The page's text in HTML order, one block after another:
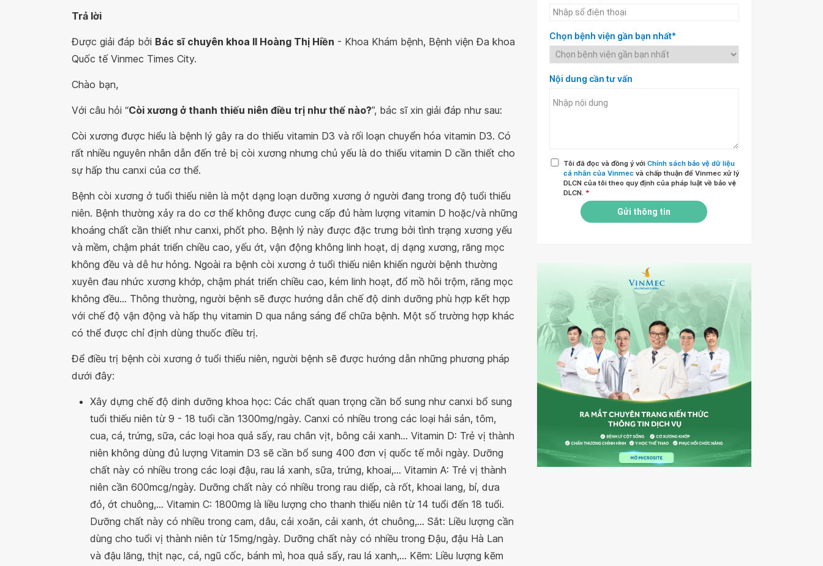
Trả lời
Được giải đáp bởi Bác sĩ chuyên khoa II Hoàng Thị Hiền - Khoa Khám bệnh, Bệnh viện Đa khoa
Quốc tế Vinmec Times City.
Chào bạn,
Với câu hỏi “Còi xương ở thanh thiếu niên điều trị như thế nào?”, bác sĩ xin giải đáp như sau:
Còi xương được hiểu là bệnh lý gây ra do thiếu vitamin D3 và rối loạn chuyển hóa vitamin D3. Có
rất nhiều nguyên nhân dẫn đến trẻ bị còi xương nhưng chủ yếu là do thiếu vitamin D cần thiết cho
sự hấp thu canxi của cơ thể.
Bệnh còi xương ở tuổi thiếu niên là một dạng loạn dưỡng xương ở người đang trong độ tuổi thiếu
niên. Bệnh thường xảy ra do cơ thể không được cung cấp đủ hàm lượng vitamin D hoặc/và những
khoáng chất cần thiết như canxi, phốt pho. Bệnh lý này được đặc trưng bởi tình trạng xương yếu
và mềm, chậm phát triển chiều cao, yếu ớt, vận động không linh hoạt, dị dạng xương, răng mọc
không đều và dễ hư hỏng. Ngoài ra bệnh còi xương ở tuổi thiếu niên khiến người bệnh thường
xuyên đau nhức xương khớp, chậm phát triển chiều cao, kém linh hoạt, đổ mồ hôi trộm, răng mọc
không đều... Thông thường, người bệnh sẽ được hướng dẫn chế độ dinh dưỡng phù hợp kết hợp
với chế độ vận động và hấp thụ vitamin D qua nắng sáng để chữa bệnh. Một số trường hợp khác
có thể được chỉ định dùng thuốc điều trị.
Để điều trị bệnh còi xương ở tuổi thiếu niên, người bệnh sẽ được hướng dẫn những phương pháp
dưới đây:
Xây dựng chế độ dinh dưỡng khoa học: Các chất quan trọng cần bổ sung như canxi bổ sung
tuổi thiếu niên từ 9 - 18 tuổi cần 1300mg/ngày. Canxi có nhiều trong các loại hải sản, tôm,
cua, cá, trứng, sữa, các loại hoa quả sấy, rau chân vịt, bông cải xanh... Vitamin D: Trẻ vị thành
niên không dùng đủ lượng Vitamin D3 sẽ cần bổ sung 400 đơn vị quốc tế mỗi ngày. Dưỡng
chất này có nhiều trong các loại đậu, rau lá xanh, sữa, trứng, khoai,... Vitamin A: Trẻ vị thành
niên cần 600mcg/ngày. Dưỡng chất này có nhiều trong rau diếp, cà rốt, khoai lang, bí, dưa
đỏ, ớt chuông,... Vitamin C: 1800mg là liều lượng cho thanh thiếu niên từ 14 tuổi đến 18 tuổi.
Dưỡng chất này có nhiều trong cam, dâu, cải xoăn, cải xanh, ớt chuông,... Sắt: Liều lượng cần
dùng cho tuổi vị thành niên từ 15mg/ngày. Dưỡng chất này có nhiều trong Đậu, đậu Hà Lan
và đậu lăng, thịt nạc, cá, ngũ cốc, bánh mì, hoa quả sấy, rau lá xanh,... Kẽm: Liều lượng kẽm
Chọn bệnh viện gần bạn nhất*
Nội dung cần tư vấn
Tôi đã đọc và đồng ý với Chính sách bảo vệ dữ liệu
cá nhân của Vinmec và chấp thuận để Vinmec xử lý
DLCN của tôi theo quy định của pháp luật về bảo vệ
DLCN. *
Gửi thông tin